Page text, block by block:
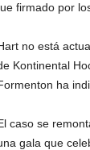
firmado por
no está
Kontinental
ha
caso se
gala que